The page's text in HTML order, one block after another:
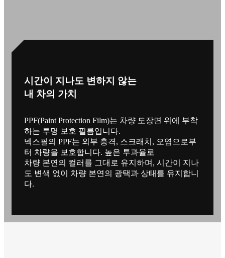
시간이 지나도 변하지 않는
내 차의 가치
PPF(Paint Protection Film)는 차량 도장면 위에 부착
하는 투명 보호 필름입니다.
넥스필의 PPF는 외부 충격, 스크래치, 오염으로부
터 차량을 보호합니다. 높은 투과율로
차량 본연의 컬러를 그대로 유지하며, 시간이 지나
도 변색 없이 차량 본연의 광택과 상태를 유지합니
다.